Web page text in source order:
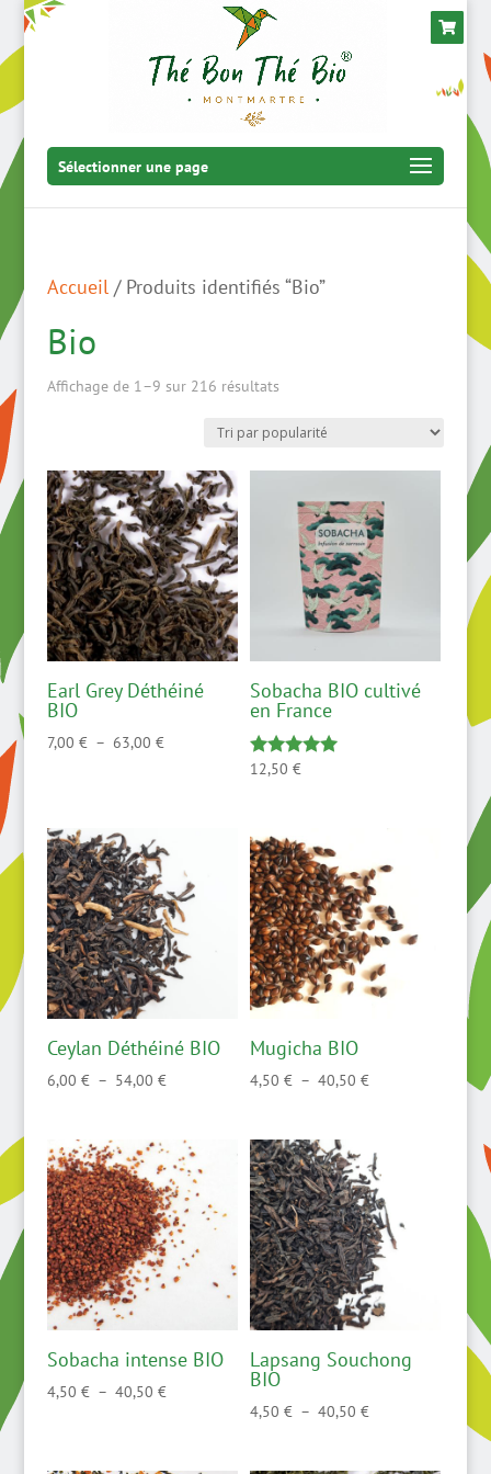
Sélectionner une page
Accueil/ Produits identifiés “Bio”
Bio
Affichage de 1–9 sur 216 résultatsTrié
Earl Grey Déthéiné
BIO
7,00 € – 63,00 €Plage
63,00 €
Sobacha BIO cultivé
en France
Note
12,50€
Ceylan Déthéiné BIO
6,00 € – 54,00 €Plage
6,00 €
à
54,00 €
Mugicha BIO
4,50€ – 40,50€
4,50 €
à
40,50 €
Sobacha intense BIO
4,50 € – 40,50 €Plage
4,50 €
Lapsang Souchong
BIO
4,50€ – 40,50€